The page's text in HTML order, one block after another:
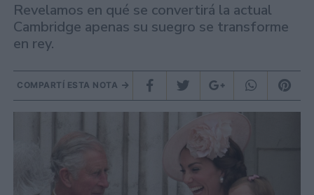
Revelamos en qué se convertirá la actual
Cambridge apenas su suegro se transforme
en rey.
COMPARTÍ ESTA NOTA